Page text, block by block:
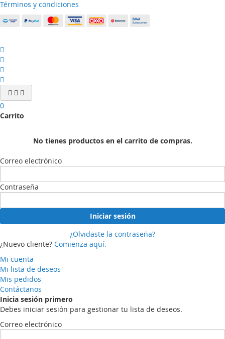
Términos y condiciones
0
Carrito
No tienes productos en el carrito de compras.
Correo electrónico
Contraseña
Iniciar sesión
¿Olvidaste la contraseña?
¿Nuevo cliente? Comienza aquí.
Mi cuenta
Mi lista de deseos
Mis pedidos
Contáctanos
Inicia sesión primero
Debes iniciar sesión para gestionar tu lista de deseos.
Correo electrónico